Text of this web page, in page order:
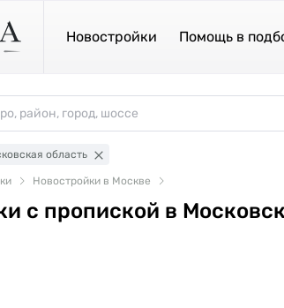
Новостройки Помощь в
область
Новостройки в Москве
с пропиской в